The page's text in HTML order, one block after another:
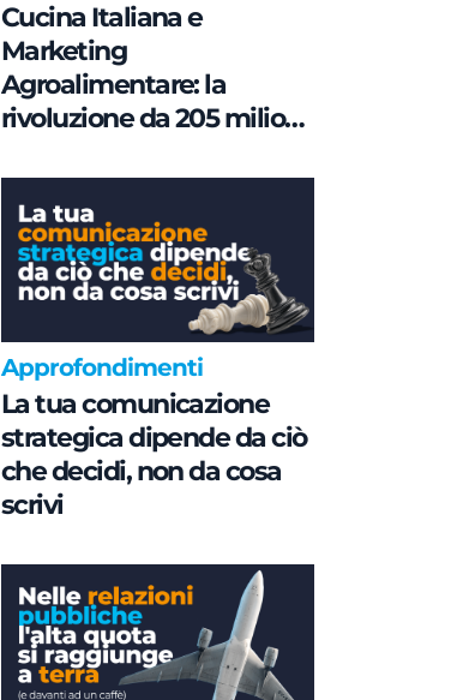
Cucina Italiana e
Marketing
Agroalimentare: la
rivoluzione da 205 milioni
in asset geopolitico
Approfondimenti
La tua comunicazione
strategica dipende da ciò
che decidi, non da cosa
scrivi